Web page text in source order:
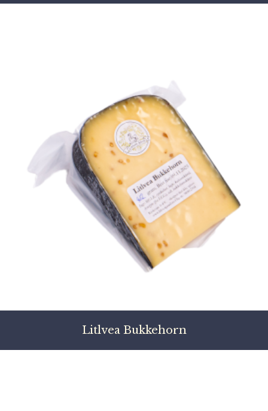
Litlvea Bukkehorn